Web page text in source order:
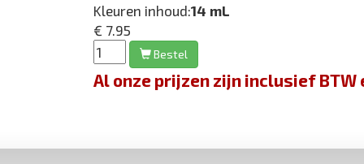
Kleuren inhoud:14 mL
€ 7.95
Bestel
Al onze prijzen zijn inclusief